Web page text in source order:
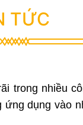
TỨC
nhiều
dụng vào